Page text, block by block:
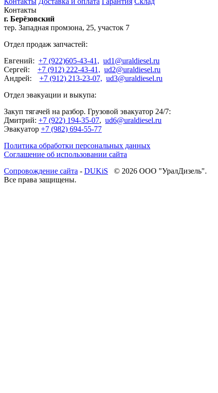
Контакты
г. Берёзовский
тер. Западная промзона, 25, участок 7
Отдел продаж запчастей:
Евгений: +7 (922)605-43-41, ud1@uraldiesel.ru
Сергей: +7 (912) 222-43-41, ud2@uraldiesel.ru
Андрей: +7 (912) 213-23-07, ud3@uraldiesel.ru
Отдел эвакуации и выкупа:
Закуп тягачей на разбор. Грузовой эвакуатор 24/7:
Дмитрий: +7 (922) 194-35-07, ud6@uraldiesel.ru
Эвакуатор +7 (982) 694-55-77
Политика обработки персональных данных
Соглашение об использовании сайта
Cопровождение сайта - DUKiS © 2026 ООО "УралДизель".
Все права защищены.